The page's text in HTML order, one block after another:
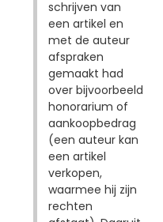
schrijven van
een artikel en
met de auteur
afspraken
gemaakt had
over bijvoorbeeld
honorarium of
aankoopbedrag
(een auteur kan
een artikel
verkopen,
waarmee hij zijn
rechten